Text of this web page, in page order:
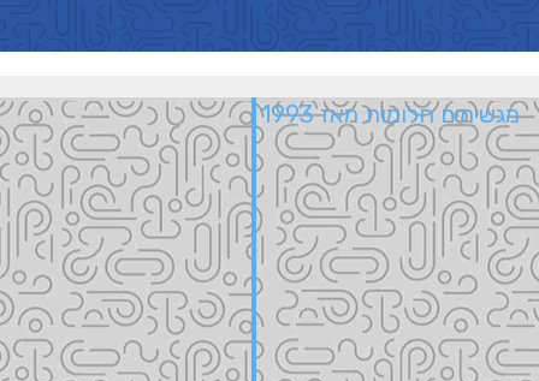
מגשימים חלומות מאז 1993